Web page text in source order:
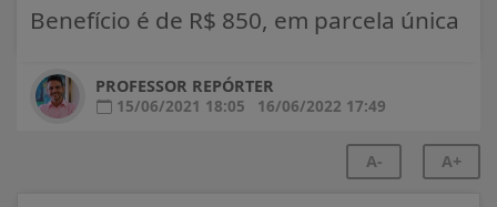
Benefício é de R$ 850, em parcela única
PROFESSOR REPÓRTER
15/06/2021 18:05
16/06/2022 17:49
A- A+